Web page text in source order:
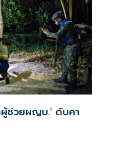
ช่วยผญบ.' ดับคา